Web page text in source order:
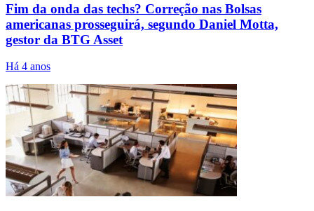
Fim da onda das techs? Correção nas Bolsas
americanas prosseguirá, segundo Daniel Motta,
gestor da BTG Asset
Há 4 anos